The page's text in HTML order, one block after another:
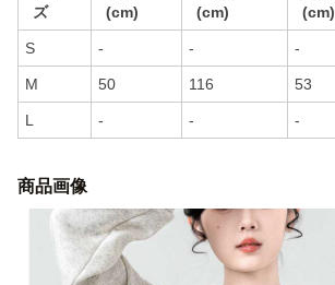
ズ
(cm)
(cm)
(cm)
S - - -
M 50 116 53
L - - -
商品画像